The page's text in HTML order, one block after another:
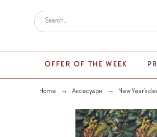
OFFER OF THE WEEK
Home Аксесуари New Year's